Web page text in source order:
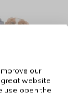
our
website
use open the